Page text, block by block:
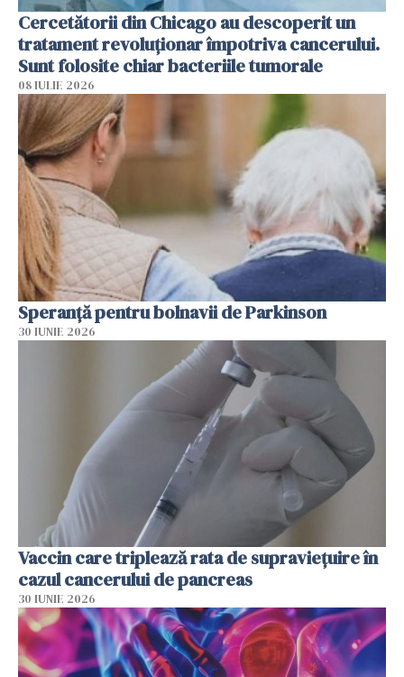
Cercetătorii din Chicago au descoperit un
tratament revoluționar împotriva cancerului.
Sunt folosite chiar bacteriile tumorale
08 IULIE 2026
Speranță pentru bolnavii de Parkinson
30 IUNIE 2026
Vaccin care triplează rata de supraviețuire în
cazul cancerului de pancreas
30 IUNIE 2026